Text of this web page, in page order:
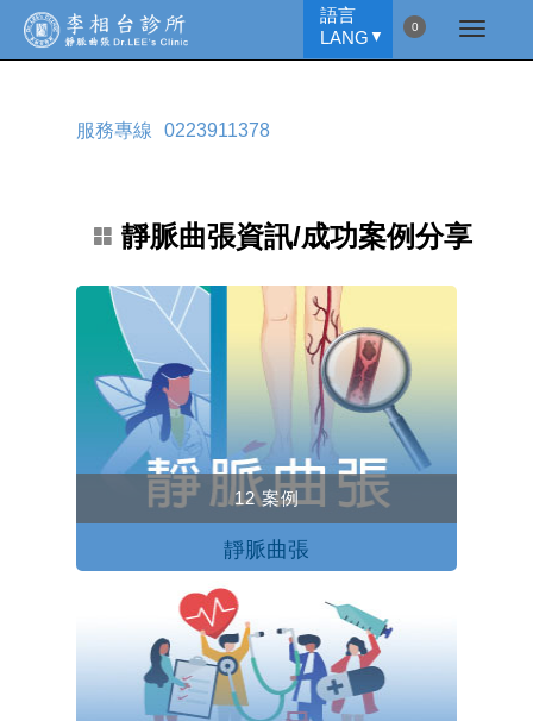
語言
LANG ▼
0
服務專線 0223911378
靜脈曲張資訊/成功案例分享
12 案例
靜脈曲張